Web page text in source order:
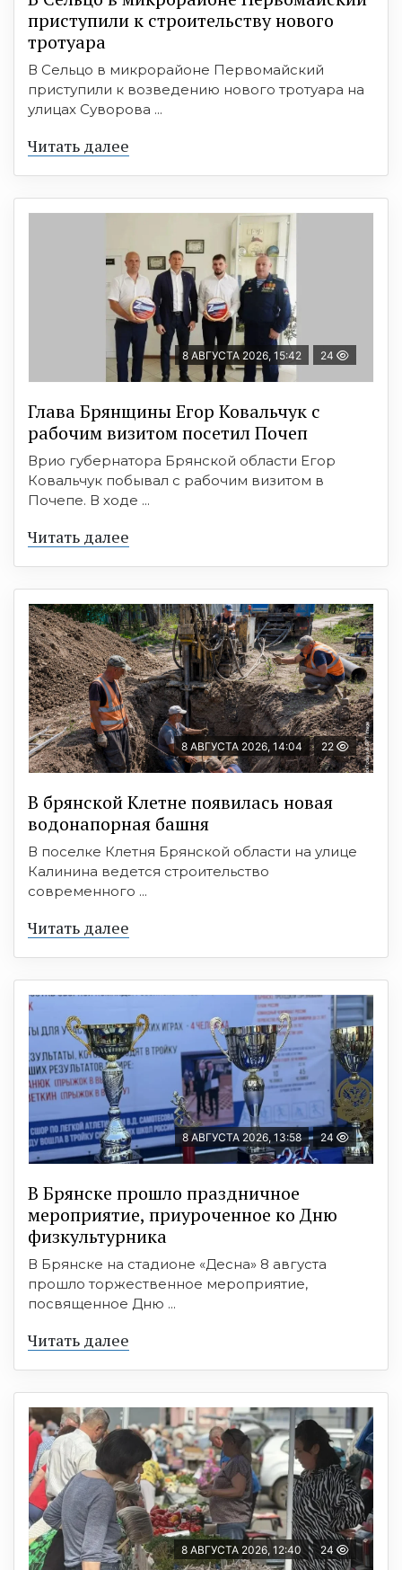
приступили к строительству нового
тротуара
В Сельцо в микрорайоне Первомайский
приступили к возведению нового тротуара на
улицах Суворова ...
Читать далее
8 АВГУСТА 2026, 15:42 24
Глава Брянщины Егор Ковальчук с
рабочим визитом посетил Почеп
Врио губернатора Брянской области Егор
Ковальчук побывал с рабочим визитом в
Почепе. В ходе ...
Читать далее
8 АВГУСТА 2026, 14:04 22
В брянской Клетне появилась новая
водонапорная башня
В поселке Клетня Брянской области на улице
Калинина ведется строительство
современного ...
Читать далее
8 АВГУСТА 2026, 13:58 24
В Брянске прошло праздничное
мероприятие, приуроченное ко Дню
физкультурника
В Брянске на стадионе «Десна» 8 августа
прошло торжественное мероприятие,
посвященное Дню ...
Читать далее
8 АВГУСТА 2026, 12:40 24